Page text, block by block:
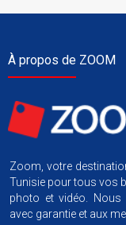
À propos de ZOOM
Zoom, votre
Tunisie pour tous vos
photo et vidéo. Nous
avec garantie et aux